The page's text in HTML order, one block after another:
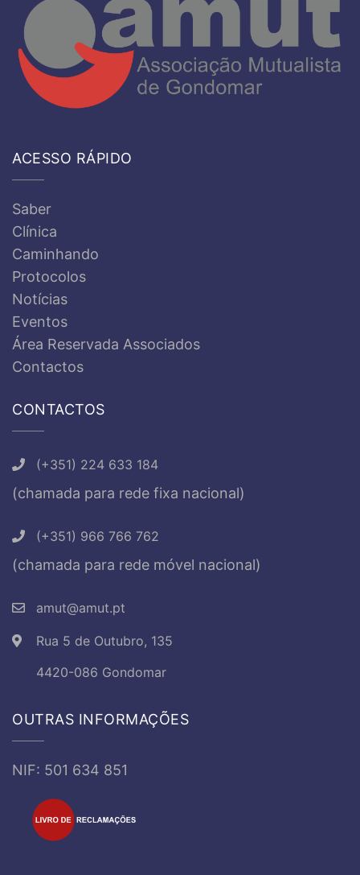
ACESSO RÁPIDO
Saber
Clínica
Caminhando
Protocolos
Notícias
Eventos
Área Reservada Associados
Contactos
CONTACTOS
(+351) 224 633 184
(chamada para rede fixa nacional)
(+351) 966 766 762
(chamada para rede móvel nacional)
amut@amut.pt
Rua 5 de Outubro, 135
4420-086 Gondomar
OUTRAS INFORMAÇÕES
NIF: 501 634 851